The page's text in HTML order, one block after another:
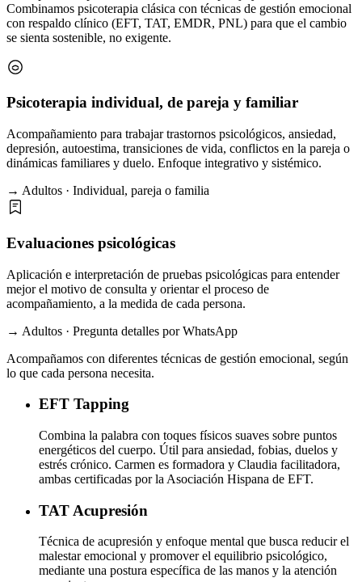
Combinamos psicoterapia clásica con técnicas de gestión emocional
con respaldo clínico (EFT, TAT, EMDR, PNL) para que el cambio
se sienta sostenible, no exigente.
Psicoterapia individual, de pareja y familiar
Acompañamiento para trabajar trastornos psicológicos, ansiedad,
depresión, autoestima, transiciones de vida, conflictos en la pareja o
dinámicas familiares y duelo. Enfoque integrativo y sistémico.
→ Adultos · Individual, pareja o familia
Evaluaciones psicológicas
Aplicación e interpretación de pruebas psicológicas para entender
mejor el motivo de consulta y orientar el proceso de
acompañamiento, a la medida de cada persona.
→ Adultos · Pregunta detalles por WhatsApp
Acompañamos con diferentes técnicas de gestión emocional, según
lo que cada persona necesita.
EFT Tapping
Combina la palabra con toques físicos suaves sobre puntos
energéticos del cuerpo. Útil para ansiedad, fobias, duelos y
estrés crónico. Carmen es formadora y Claudia facilitadora,
ambas certificadas por la Asociación Hispana de EFT.
TAT Acupresión
Técnica de acupresión y enfoque mental que busca reducir el
malestar emocional y promover el equilibrio psicológico,
mediante una postura específica de las manos y la atención